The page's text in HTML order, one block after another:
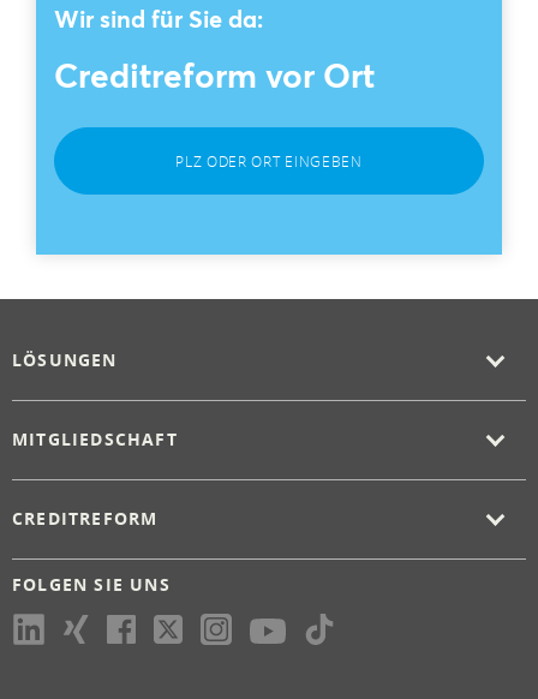
Wir sind für Sie da:
Creditreform vor Ort
PLZ ODER ORT EINGEBEN
LÖSUNGEN
MITGLIEDSCHAFT
CREDITREFORM
FOLGEN SIE UNS